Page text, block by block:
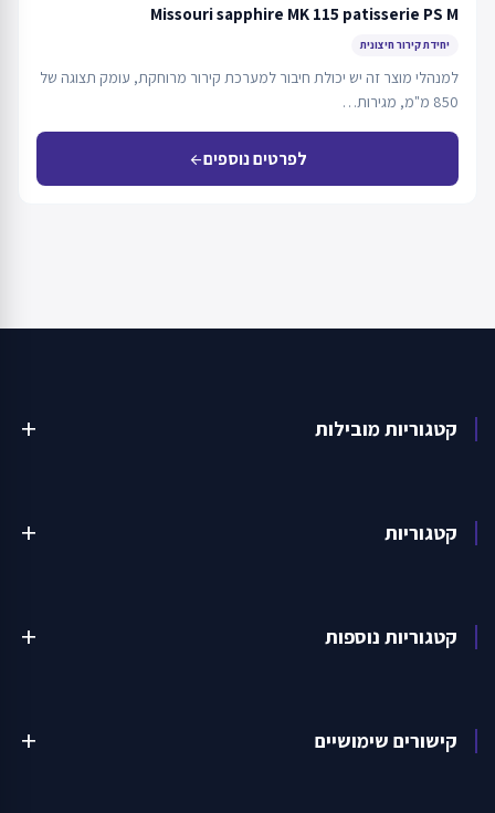
Missouri sapphire MK 115 patisserie PS M
יחידת קירור חיצונית
למנהלי מוצר זה יש יכולת חיבור למערכת קירור מרוחקת, עומק תצוגה של
850 מ"מ, מגירות…
לפרטים נוספיםarrow_back
קטגוריות מובילות add
קטגוריות add
קטגוריות נוספות add
קישורים שימושיים add